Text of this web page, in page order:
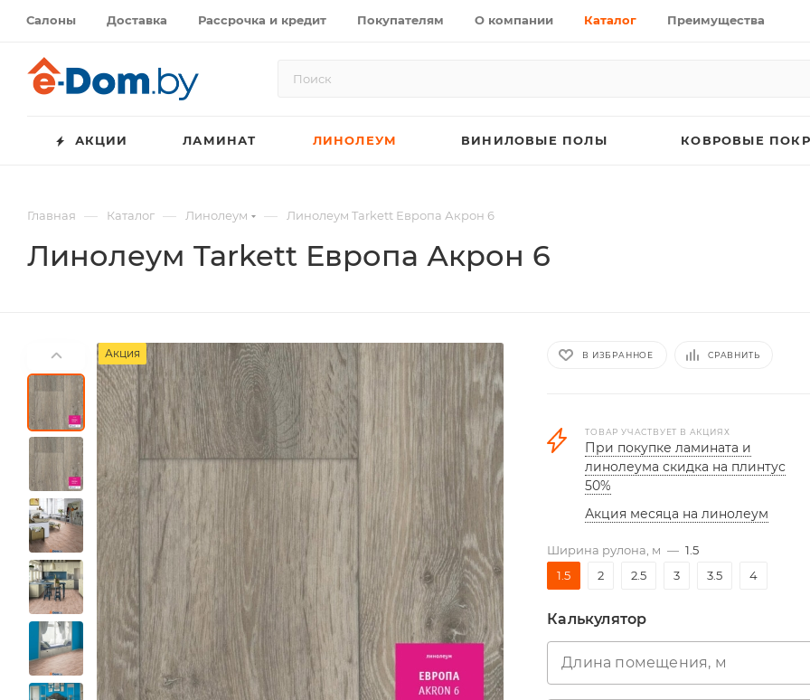
Салоны Доставка Рассрочка и кредит Покупателям О компании Каталог Преимущества
АКЦИИ ЛАМИНАТ ЛИНОЛЕУМ ВИНИЛОВЫЕ ПОЛЫ КОВРОВЫЕ
Главная — Каталог — Линолеум — Линолеум Tarkett Европа Акрон 6
Линолеум Tarkett Европа Акрон 6
Акция В ИЗБРАННОЕ СРАВНИТЬ
ТОВАР УЧАСТВУЕТ В АКЦИЯХ
При покупке ламината и
линолеума скидка на плинтус
50%
Акция месяца на линолеум
Ширина рулона, м — 1.5
1.5
2 2.5 3 3.5 4
Калькулятор
Длина помещения, м